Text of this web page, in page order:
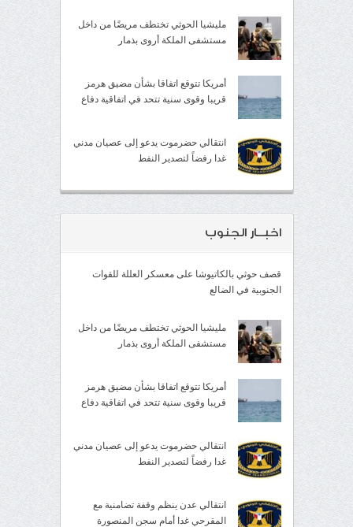
مليشيا الحوثي تختطف مريضًا من داخل
مستشفى الملكة أروى بذمار
أمريكا تتوقع اتفاقا بشأن مضيق هرمز
قريبا وقوى سنية تتحد في اتفاقية دفاع
انتقالي حضرموت يدعو إلى عصيان مدني
غدا رفضاً لتصدير النفط
اخبــار الجنوب
قصف حوثي بالكاتيوشا على معسكر العللة للقوات
الجنوبية في الضالع
مليشيا الحوثي تختطف مريضًا من داخل
مستشفى الملكة أروى بذمار
أمريكا تتوقع اتفاقا بشأن مضيق هرمز
قريبا وقوى سنية تتحد في اتفاقية دفاع
انتقالي حضرموت يدعو إلى عصيان مدني
غدا رفضاً لتصدير النفط
انتقالي عدن ينظم وقفة تضامنية مع
المقرحي غدا أمام سجن المنصورة